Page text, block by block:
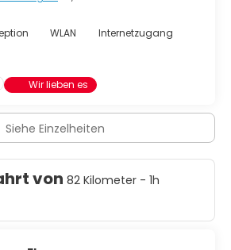
der Stadt hat die Jahrhunderte
dafür, dass das florentinische Leben
ist.
WLAN
Internetzugang
Wir lieben es
Siehe Einzelheiten
von 82 Kilometer - 1h